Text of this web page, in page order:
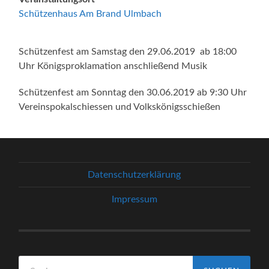
Schützenhaus Am Brand Ulmbach
Schützenfest am Samstag den 29.06.2019 ab 18:00
Uhr Königsproklamation anschließend Musik
Schützenfest am Sonntag den 30.06.2019 ab 9:30 Uhr
Vereinspokalschiessen und Volkskönigsschießen
Datenschutzerklärung
Impressum